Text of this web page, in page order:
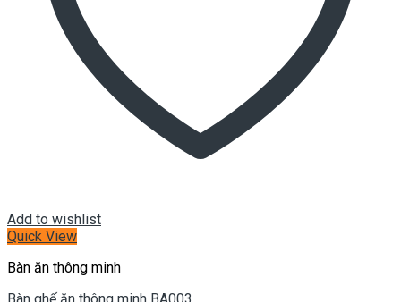
Add to wishlist
Quick View
Bàn ăn thông minh